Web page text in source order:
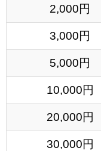
2,000円
3,000円
5,000円
10,000円
20,000円
30,000円